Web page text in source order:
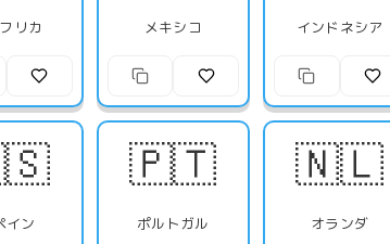
リカ メキシコ インドネシア
イン
🇵🇹
ポルトガル
🇳🇱
オランダ